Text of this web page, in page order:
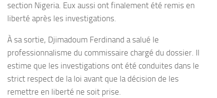
section Nigeria. Eux aussi ont finalement été remis en
liberté après les investigations.
À sa sortie, Djimadoum Ferdinand a salué le
professionnalisme du commissaire chargé du dossier. Il
estime que les investigations ont été conduites dans le
strict respect de la loi avant que la décision de les
remettre en liberté ne soit prise.